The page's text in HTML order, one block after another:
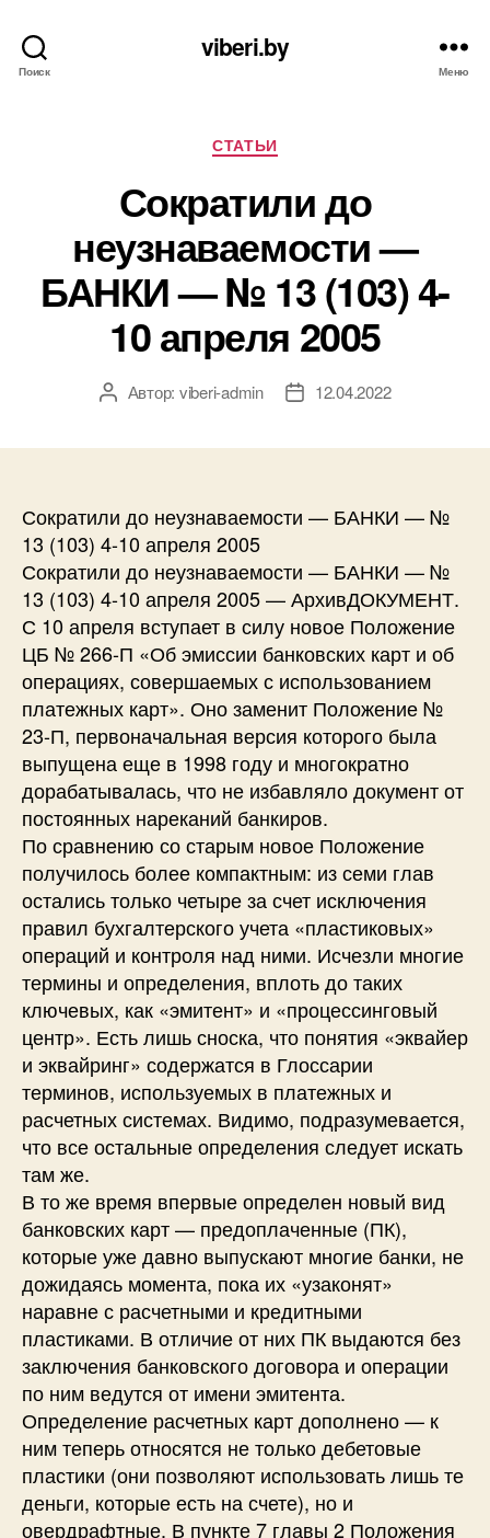
Поиск
viberi.by
Меню
Рубрики
СТАТЬИ
Сократили до
неузнаваемости —
БАНКИ — № 13 (103) 4-
10 апреля 2005
АвторАвтор: viberi-admin
Дата12.04.2022
Сократили до неузнаваемости — БАНКИ — №
13 (103) 4-10 апреля 2005
Сократили до неузнаваемости — БАНКИ — №
13 (103) 4-10 апреля 2005 — АрхивДОКУМЕНТ.
С 10 апреля вступает в силу новое Положение
ЦБ № 266-П «Об эмиссии банковских карт и об
операциях, совершаемых с использованием
платежных карт». Оно заменит Положение №
23-П, первоначальная версия которого была
выпущена еще в 1998 году и многократно
дорабатывалась, что не избавляло документ от
постоянных нареканий банкиров.
По сравнению со старым новое Положение
получилось более компактным: из семи глав
остались только четыре за счет исключения
правил бухгалтерского учета «пластиковых»
операций и контроля над ними. Исчезли многие
термины и определения, вплоть до таких
ключевых, как «эмитент» и «процессинговый
центр». Есть лишь сноска, что понятия «эквайер
и эквайринг» содержатся в Глоссарии
терминов, используемых в платежных и
расчетных системах. Видимо, подразумевается,
что все остальные определения следует искать
там же.
В то же время впервые определен новый вид
банковских карт — предоплаченные (ПК),
которые уже давно выпускают многие банки, не
дожидаясь момента, пока их «узаконят»
наравне с расчетными и кредитными
пластиками. В отличие от них ПК выдаются без
заключения банковского договора и операции
по ним ведутся от имени эмитента.
Определение расчетных карт дополнено — к
ним теперь относятся не только дебетовые
пластики (они позволяют использовать лишь те
деньги, которые есть на счете), но и
овердрафтные. В пункте 7 главы 2 Положения